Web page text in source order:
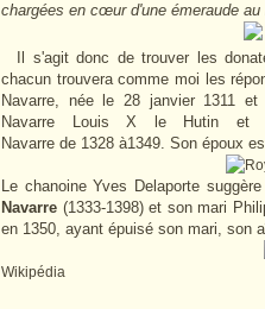
chargées en cœur d'une émeraude au
Il s'agit donc de trouver les
chacun trouvera comme moi les
Navarre, née le 28 janvier 1311
Navarre Louis X le Hutin et
Navarre de 1328 à1349. Son époux
Le chanoine Yves Delaporte
Navarre (1333-1398) et son mari
en 1350, ayant épuisé son mari, son
Wikipédia